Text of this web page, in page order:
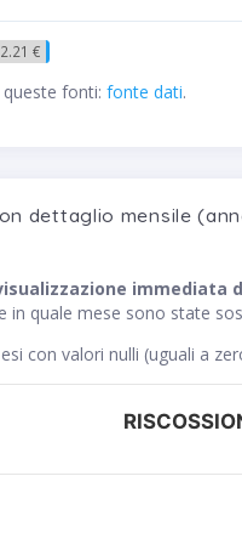
€
fonti: fonte dati.
dettaglio mensile
immediata
in quale mese sono state
con valori nulli (uguali a